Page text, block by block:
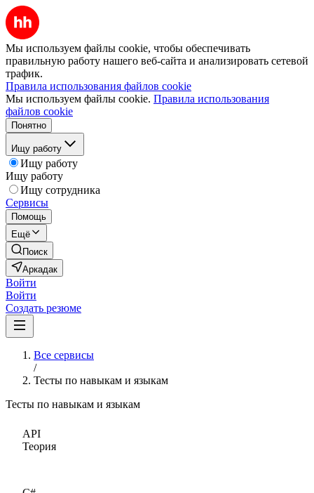
Мы используем файлы cookie, чтобы обеспечивать
правильную работу нашего веб-сайта и анализировать сетевой
трафик.
Правила использования файлов cookie
Мы используем файлы cookie. Правила использования
файлов cookie
Понятно
Ищу работу
Ищу работу
Ищу работу
Ищу сотрудника
Сервисы
Помощь
Ещё
Поиск
Аркадак
Войти
Войти
Создать резюме
Все сервисы
/
Тесты по навыкам и языкам
Тесты по навыкам и языкам
API
Теория